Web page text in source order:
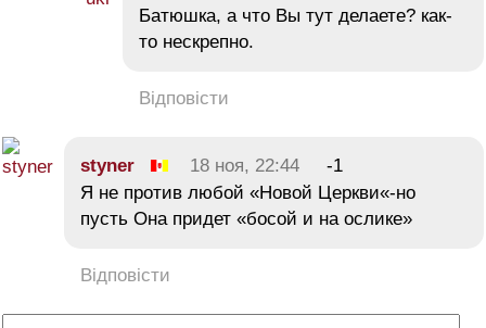
Батюшка, а что Вы тут делаете? как-
то нескрепно.
Відповісти
styner 18 ноя, 22:44
-1
Я не против любой «Новой Церкви«-но
пусть Она придет «босой и на ослике»
Відповісти